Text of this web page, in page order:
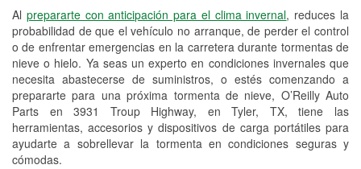
Al prepararte con anticipación para el clima invernal, reduces la
probabilidad de que el vehículo no arranque, de perder el control
o de enfrentar emergencias en la carretera durante tormentas de
nieve o hielo. Ya seas un experto en condiciones invernales que
necesita abastecerse de suministros, o estés comenzando a
prepararte para una próxima tormenta de nieve, O’Reilly Auto
Parts en 3931 Troup Highway, en Tyler, TX, tiene las
herramientas, accesorios y dispositivos de carga portátiles para
ayudarte a sobrellevar la tormenta en condiciones seguras y
cómodas.
Snowstorm Supplies
Tornado Supplies
Conoce más